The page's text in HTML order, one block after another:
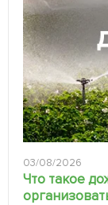
03/08/2026
Что такое